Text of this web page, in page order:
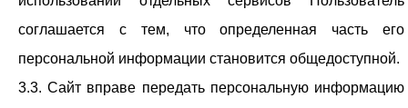
соглашается с тем, что определенная часть его
персональной информации становится общедоступной.
3.3. Сайт вправе передать персональную информацию